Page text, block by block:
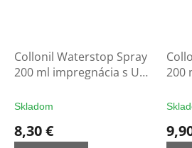
Collonil Waterstop Spray
200 ml impregnácia s UV
rukavice
Skladom
8,30 €
200